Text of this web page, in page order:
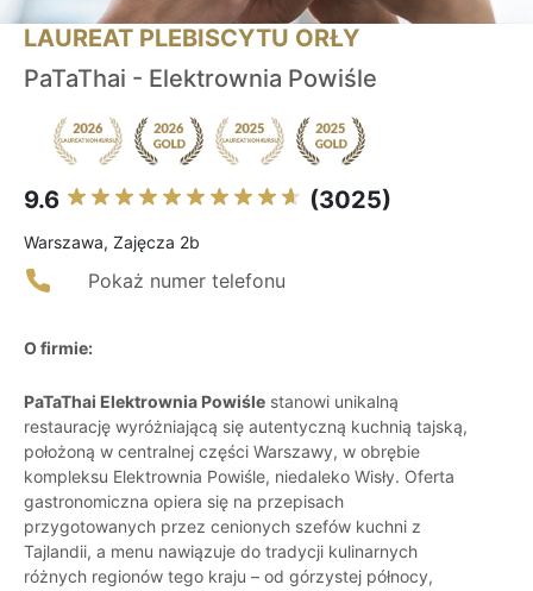
LAUREAT PLEBISCYTU ORŁY
PaTaThai - Elektrownia Powiśle
9.6 (3025)
Warszawa, Zajęcza 2b
Pokaż numer telefonu
O firmie:
PaTaThai Elektrownia Powiśle stanowi unikalną
restaurację wyróżniającą się autentyczną kuchnią tajską,
położoną w centralnej części Warszawy, w obrębie
kompleksu Elektrownia Powiśle, niedaleko Wisły. Oferta
gastronomiczna opiera się na przepisach
przygotowanych przez cenionych szefów kuchni z
Tajlandii, a menu nawiązuje do tradycji kulinarnych
różnych regionów tego kraju – od górzystej północy,